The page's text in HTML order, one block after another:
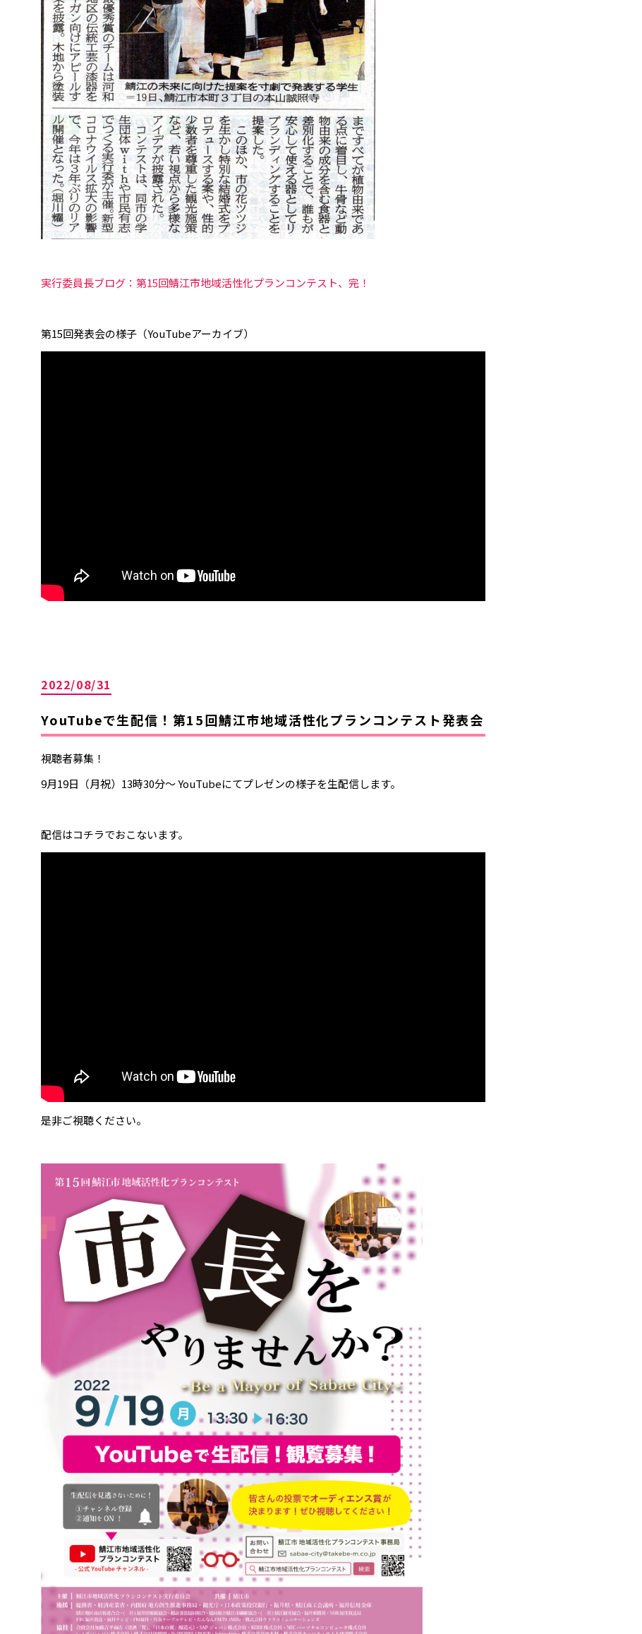
実行委員長ブログ：第15回鯖江市地域活性化プランコンテスト、完！
第15回発表会の様子（YouTubeアーカイブ）
2022/08/31
YouTubeで生配信！第15回鯖江市地域活性化プランコンテスト発表会
視聴者募集！
9月19日（月祝）13時30分～ YouTubeにてプレゼンの様子を生配信します。
配信はコチラでおこないます。
是非ご視聴ください。